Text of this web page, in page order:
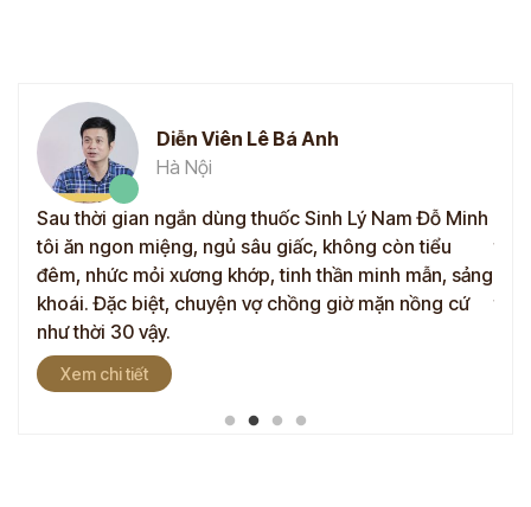
Diễn Viên Lê Bá Anh
Hà Nội
Sau thời gian ngắn dùng thuốc Sinh Lý Nam Đỗ Minh
tôi ăn ngon miệng, ngủ sâu giấc, không còn tiểu
đêm, nhức mỏi xương khớp, tinh thần minh mẫn, sảng
khoái. Đặc biệt, chuyện vợ chồng giờ mặn nồng cứ
như thời 30 vậy.
Xem chi tiết